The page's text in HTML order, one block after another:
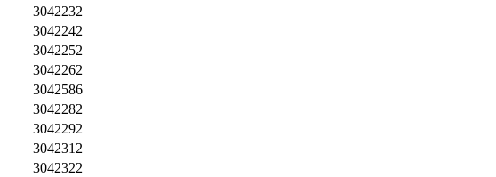
3042232
3042242
3042252
3042262
3042586
3042282
3042292
3042312
3042322